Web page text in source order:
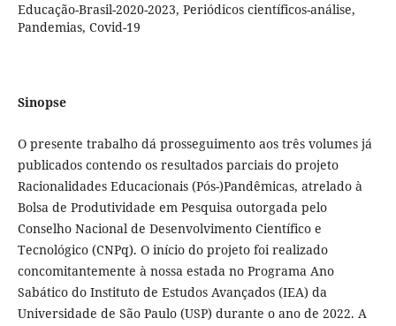
Educação-Brasil-2020-2023, Periódicos científicos-análise,
Pandemias, Covid-19
Sinopse
O presente trabalho dá prosseguimento aos três volumes já
publicados contendo os resultados parciais do projeto
Racionalidades Educacionais (Pós-)Pandêmicas, atrelado à
Bolsa de Produtividade em Pesquisa outorgada pelo
Conselho Nacional de Desenvolvimento Científico e
Tecnológico (CNPq). O início do projeto foi realizado
concomitantemente à nossa estada no Programa Ano
Sabático do Instituto de Estudos Avançados (IEA) da
Universidade de São Paulo (USP) durante o ano de 2022. A